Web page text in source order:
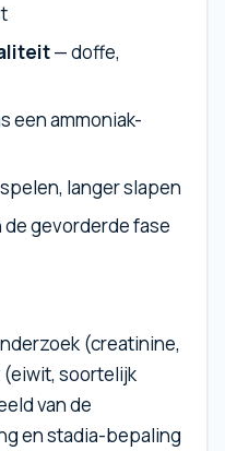
— doffe,
een ammoniak-
langer slapen
gevorderde fase
(creatinine,
(eiwit, soortelijk
van de
en stadia-bepaling